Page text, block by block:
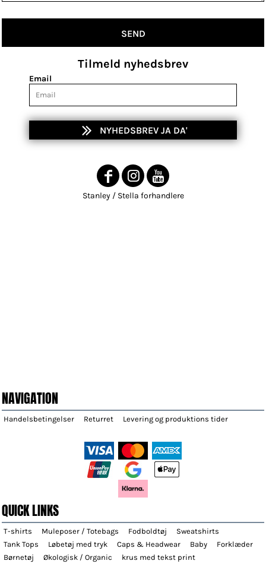
SEND
Tilmeld nyhedsbrev
Email
NYHEDSBREV JA DA'
Stanley / Stella forhandlere
NAVIGATION
Handelsbetingelser Returret Levering og produktions tider
QUICK LINKS
T-shirts Muleposer / Totebags Fodboldtøj
Sweatshirts
Tank Tops
Løbetøj med tryk Caps & Headwear Baby
Forklæder
Børnetøj
Økologisk / Organic krus med tekst print